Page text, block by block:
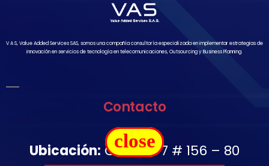
V A S, Value Added Services SAS, somos una compañía consultoría especializada en implementar estrategias de
innovación en servicios de tecnología en telecomunicaciones, Outsourcing y Business Planning.
Contacto
Ubicación: Carrera 7 # 156 – 80
close